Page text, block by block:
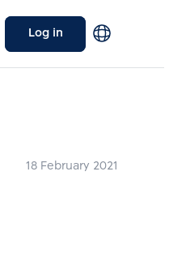
Log in
18 February 2021